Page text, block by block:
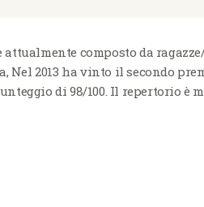
attualmente composto da
2013 ha vinto il secondo
di 98/100. Il repertorio è